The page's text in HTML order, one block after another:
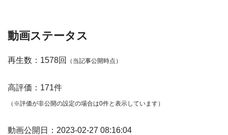
動画ステータス
再生数：1578回 （当記事公開時点）
高評価：171件
（※評価が非公開の設定の場合は0件と表示しています）
動画公開日：2023-02-27 08:16:04